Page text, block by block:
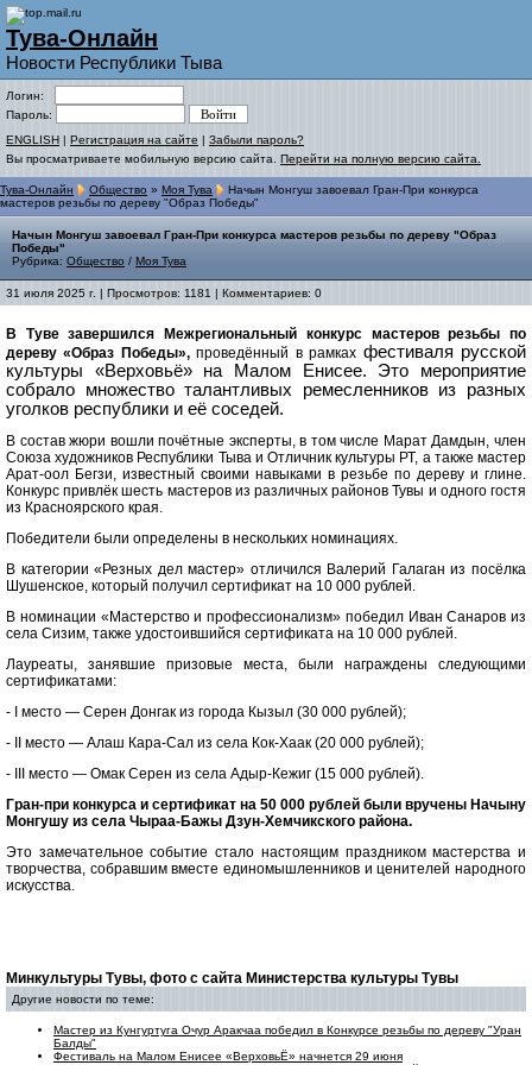
Тува-Онлайн
Новости Республики Тыва
Логин:
Пароль:
ENGLISH | Регистрация на сайте | Забыли пароль?
Вы просматриваете мобильную версию сайта. Перейти на полную версию сайта.
Тува-Онлайн Общество » Моя Тува
Начын Монгуш завоевал Гран-При конкурса
мастеров резьбы по дереву "Образ Победы"
Начын Монгуш завоевал Гран-При конкурса мастеров резьбы по дереву "Образ
Победы"
Рубрика: Общество / Моя Тува
31 июля 2025 г. | Просмотров: 1181 | Комментариев: 0
В Туве завершился Межрегиональный конкурс мастеров резьбы по
дереву «Образ Победы»,проведённый в рамках фестиваля русской
культуры «Верховьё» на Малом Енисее. Это мероприятие
собрало множество талантливых ремесленников из разных
уголков республики и её соседей.
В состав жюри вошли почётные эксперты, в том числе Марат Дамдын, член
Союза художников Республики Тыва и Отличник культуры РТ, а также мастер
Арат-оол Бегзи, известный своими навыками в резьбе по дереву и глине.
Конкурс привлёк шесть мастеров из различных районов Тувы и одного гостя
из Красноярского края.
Победители были определены в нескольких номинациях.
В категории «Резных дел мастер» отличился Валерий Галаган из посёлка
Шушенское, который получил сертификат на 10 000 рублей.
В номинации «Мастерство и профессионализм» победил Иван Санаров из
села Сизим, также удостоившийся сертификата на 10 000 рублей.
Лауреаты, занявшие призовые места, были награждены следующими
сертификатами:
- I место — Серен Донгак из города Кызыл (30 000 рублей);
- II место — Алаш Кара-Сал из села Кок-Хаак (20 000 рублей);
- III место — Омак Серен из села Адыр-Кежиг (15 000 рублей).
Гран-при конкурса и сертификат на 50 000 рублей были вручены Начыну
Монгушу из села Чыраа-Бажы Дзун-Хемчикского района.
Это замечательное событие стало настоящим праздником мастерства и
творчества, собравшим вместе единомышленников и ценителей народного
искусства.
Минкультуры Тувы, фото с сайта Министерства культуры Тувы
Другие новости по теме:
Мастер из Кунгуртуга Очур Аракчаа победил в Конкурсе резьбы по дереву "Уран
Балды"
Фестиваль на Малом Енисее «ВерховьЁ» начнется 29 июня